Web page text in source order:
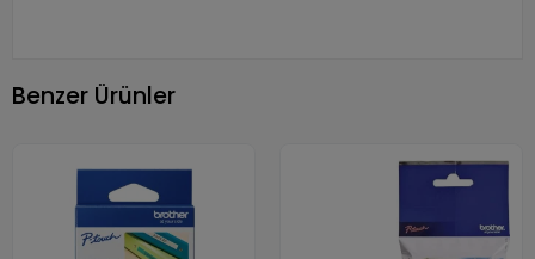
Benzer Ürünler